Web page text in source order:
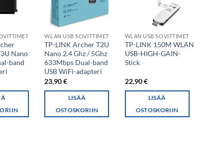
Nano
band
WLAN USB SOVITTIMET
TP-LINK Archer T2U
Nano 2.4 Ghz / 5Ghz
633Mbps Dual-band
USB WiFi-adapteri
23,90€
LISÄÄ
OSTOSKORIIN
WLAN USB SOVITTIMET
TP-LINK 150M WLAN
USB-HIGH-GAIN-
Stick
22,90€
LISÄÄ
OSTOSKORIIN